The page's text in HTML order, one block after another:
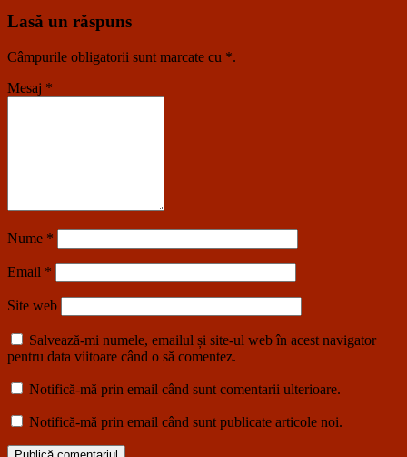
Lasă un răspuns
Câmpurile obligatorii sunt marcate cu *.
Mesaj *
Nume *
Email *
Site web
Salvează-mi numele, emailul și site-ul web în acest navigator
pentru data viitoare când o să comentez.
Notifică-mă prin email când sunt comentarii ulterioare.
Notifică-mă prin email când sunt publicate articole noi.